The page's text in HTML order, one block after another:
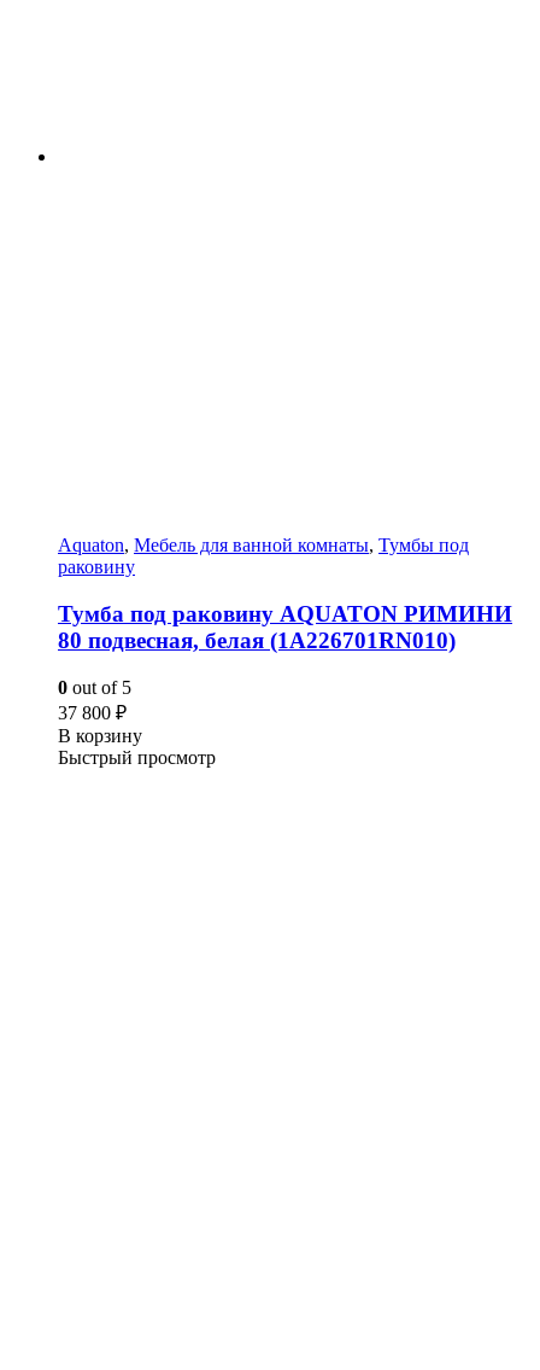
Aquaton, Мебель для ванной комнаты, Тумбы под
раковину
Тумба под раковину AQUATON РИМИНИ
80 подвесная, белая (1A226701RN010)
0 out of 5
37 800 ₽
В корзину
Быстрый просмотр